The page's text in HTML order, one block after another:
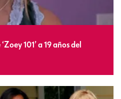
101’ a 19 años del